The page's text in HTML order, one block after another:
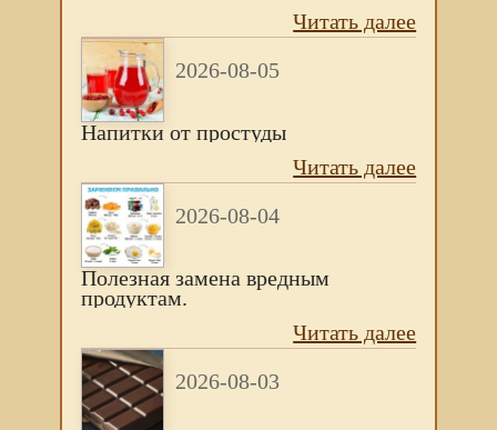
Читать далее
2026-08-05
Напитки от простуды
Читать далее
2026-08-04
Полезная замена вредным
продуктам.
Читать далее
2026-08-03